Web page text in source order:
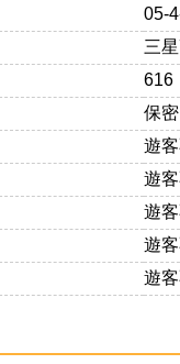
05-
三
616
保密
遊
遊
遊
遊
遊